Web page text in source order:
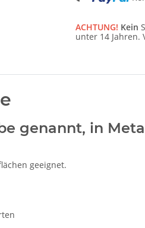
ACHTUNG! Kein
unter 14 Jahren.
genannt, in
geeignet.